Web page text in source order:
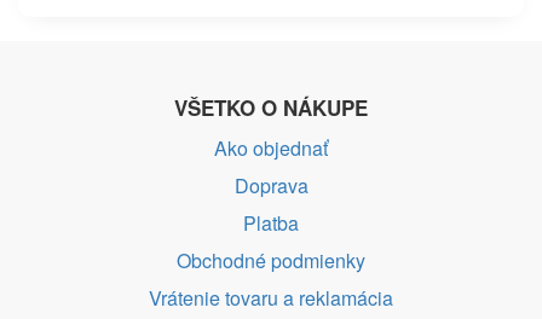
VŠETKO O NÁKUPE
Ako objednať
Doprava
Platba
Obchodné podmienky
Vrátenie tovaru a reklamácia